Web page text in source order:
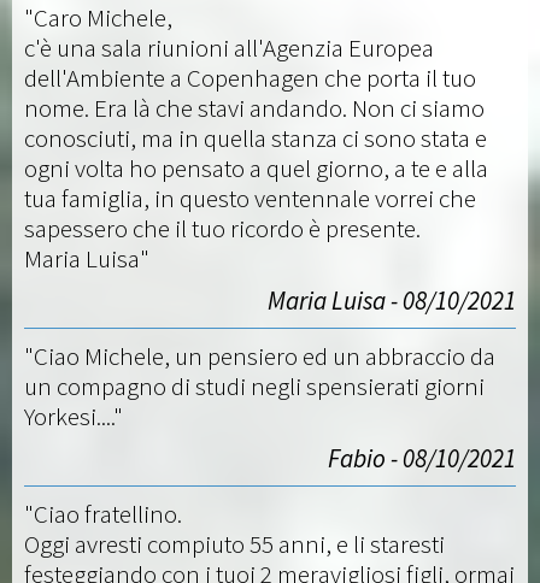
"Caro Michele,
c'è una sala riunioni all'Agenzia Europea
dell'Ambiente a Copenhagen che porta il tuo
nome. Era là che stavi andando. Non ci siamo
conosciuti, ma in quella stanza ci sono stata e
ogni volta ho pensato a quel giorno, a te e alla
tua famiglia, in questo ventennale vorrei che
sapessero che il tuo ricordo è presente.
Maria Luisa"
Maria Luisa - 08/10/2021
"Ciao Michele, un pensiero ed un abbraccio da
un compagno di studi negli spensierati giorni
Yorkesi...."
Fabio - 08/10/2021
"Ciao fratellino.
Oggi avresti compiuto 55 anni, e li staresti
festeggiando con i tuoi 2 meravigliosi figli, ormai